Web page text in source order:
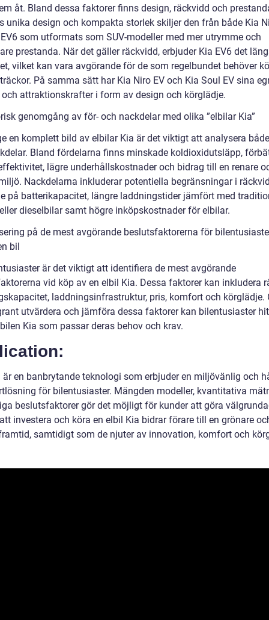
åt. Bland dessa faktorer finns design, räckvidd och
unika design och kompakta storlek skiljer den från både Kia
som utformats som SUV-modeller med mer utrymme och
prestanda. När det gäller räckvidd, erbjuder Kia EV6 det
vilket kan vara avgörande för de som regelbundet behöver
På samma sätt har Kia Niro EV och Kia Soul EV sina
attraktionskrafter i form av design och körglädje.
genomgång av för- och nackdelar med olika ”elbilar Kia”
en komplett bild av elbilar Kia är det viktigt att analysera
Bland fördelarna finns minskade koldioxidutsläpp,
lägre underhållskostnader och bidrag till en renare
Nackdelarna inkluderar potentiella begränsningar i
på batterikapacitet, längre laddningstider jämfört med
dieselbilar samt högre inköpskostnader för elbilar.
på de mest avgörande beslutsfaktorerna för
bil
är det viktigt att identifiera de mest avgörande
vid köp av en elbil Kia. Dessa faktorer kan inkludera
laddningsinfrastruktur, pris, komfort och körglädje.
utvärdera och jämföra dessa faktorer kan bilentusiaster
Kia som passar deras behov och krav.
är en banbrytande teknologi som erbjuder en miljövänlig och
för bilentusiaster. Mängden modeller, kvantitativa
beslutsfaktorer gör det möjligt för kunder att göra
investera och köra en elbil Kia bidrar förare till en grönare
samtidigt som de njuter av innovation, komfort och